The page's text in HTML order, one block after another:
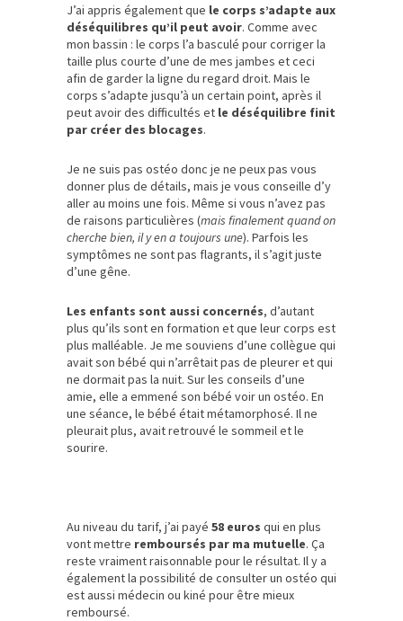
J’ai appris également que le corps s’adapte aux
déséquilibres qu’il peut avoir. Comme avec
mon bassin : le corps l’a basculé pour corriger la
taille plus courte d’une de mes jambes et ceci
afin de garder la ligne du regard droit. Mais le
corps s’adapte jusqu’à un certain point, après il
peut avoir des difficultés et le déséquilibre finit
par créer des blocages.
Je ne suis pas ostéo donc je ne peux pas vous
donner plus de détails, mais je vous conseille d’y
aller au moins une fois. Même si vous n’avez pas
de raisons particulières (mais finalement quand on
cherche bien, il y en a toujours une). Parfois les
symptômes ne sont pas flagrants, il s’agit juste
d’une gêne.
Les enfants sont aussi concernés, d’autant
plus qu’ils sont en formation et que leur corps est
plus malléable. Je me souviens d’une collègue qui
avait son bébé qui n’arrêtait pas de pleurer et qui
ne dormait pas la nuit. Sur les conseils d’une
amie, elle a emmené son bébé voir un ostéo. En
une séance, le bébé était métamorphosé. Il ne
pleurait plus, avait retrouvé le sommeil et le
sourire.
Au niveau du tarif, j’ai payé 58 euros qui en plus
vont mettre remboursés par ma mutuelle. Ça
reste vraiment raisonnable pour le résultat. Il y a
également la possibilité de consulter un ostéo qui
est aussi médecin ou kiné pour être mieux
remboursé.